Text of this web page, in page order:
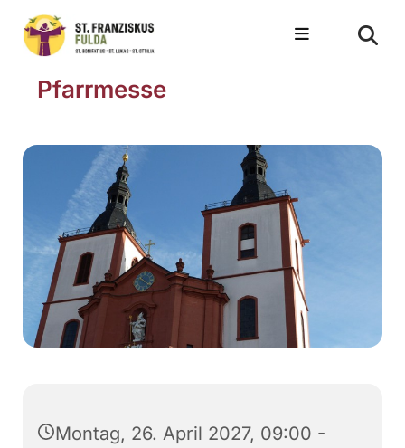
Pfarrmesse
Montag, 26. April 2027, 09:00 -